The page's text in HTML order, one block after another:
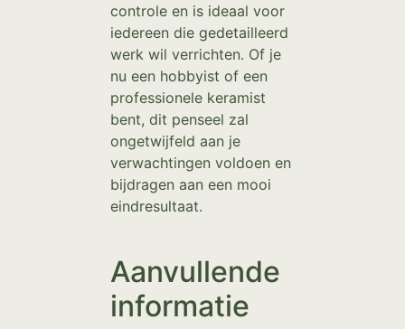
controle en is ideaal voor
iedereen die gedetailleerd
werk wil verrichten. Of je
nu een hobbyist of een
professionele keramist
bent, dit penseel zal
ongetwijfeld aan je
verwachtingen voldoen en
bijdragen aan een mooi
eindresultaat.
Aanvullende
informatie